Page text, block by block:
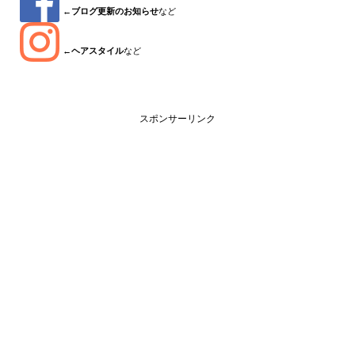
← ブログ更新のお知らせなど
←ヘアスタイルなど
スポンサーリンク